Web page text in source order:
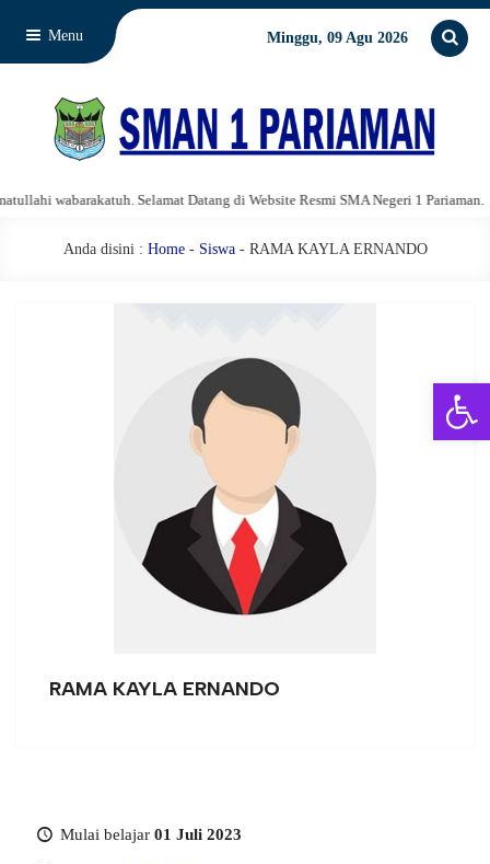
Menu Minggu, 09 Agu 2026
wabarakatuh. Selamat Datang di Website Resmi SMA Negeri 1 Pariaman.
Anda disini : Home- Siswa- RAMA KAYLA ERNANDO
RAMA KAYLA ERNANDO
Mulai belajar 01 Juli 2023